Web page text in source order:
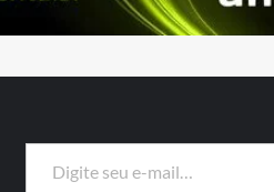
Digite seu e-mail…